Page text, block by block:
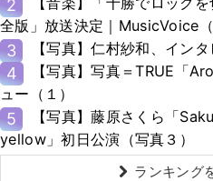
2
全版」放送決定｜MusicVoice
3 【写真】仁村紗和、イン
4
【写真】写真＝TRUE「
ュー（１）
5
【写真】藤原さくら「
yellow」初日公演（写真３）
ランキング